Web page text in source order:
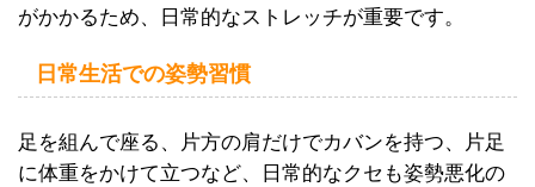
がかかるため、日常的なストレッチが重要です。
日常生活での姿勢習慣
足を組んで座る、片方の肩だけでカバンを持つ、片足
に体重をかけて立つなど、日常的なクセも姿勢悪化の